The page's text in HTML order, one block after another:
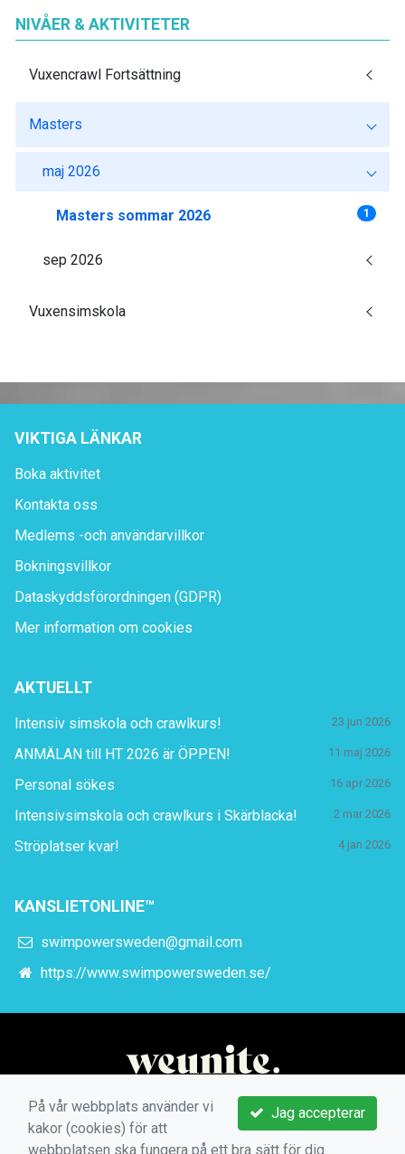
NIVÅER & AKTIVITETER
Vuxencrawl Fortsättning
Masters
maj 2026
Masters sommar 2026 1
sep 2026
Vuxensimskola
VIKTIGA LÄNKAR
Boka aktivitet
Kontakta oss
Medlems -och användarvillkor
Bokningsvillkor
Dataskyddsförordningen (GDPR)
Mer information om cookies
AKTUELLT
Intensiv simskola och crawlkurs! 23 jun 2026
ANMÄLAN till HT 2026 är ÖPPEN! 11 maj 2026
Personal sökes 16 apr 2026
Intensivsimskola och crawlkurs i Skärblacka! 2 mar 2026
Ströplatser kvar! 4 jan 2026
KANSLIETONLINE™
swimpowersweden@gmail.com
https://www.swimpowersweden.se/
Jag accepterar
På vår webbplats använder vi
kakor (cookies) för att
webbplatsen ska fungera på ett bra sätt för dig.